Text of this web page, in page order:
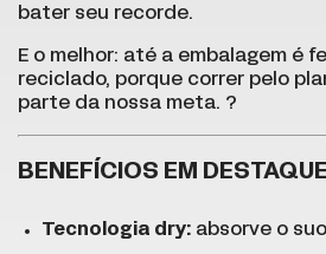
bater seu recorde.
E o melhor: até a embalagem é
reciclado, porque correr pelo
parte da nossa meta. ?
BENEFÍCIOS EM
Tecnologia dry: absorve o